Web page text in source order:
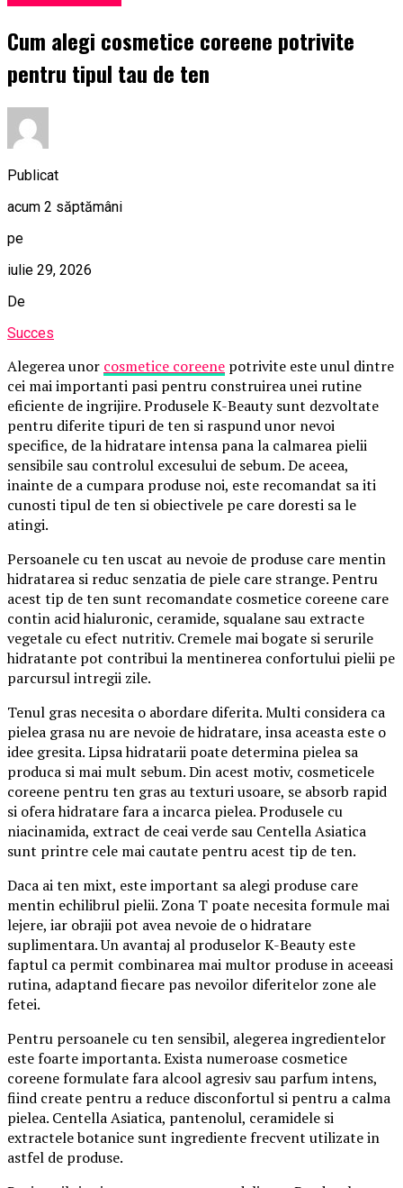
Cum alegi cosmetice coreene potrivite
pentru tipul tau de ten
Publicat
acum 2 săptămâni
pe
iulie 29, 2026
De
Succes
Alegerea unor cosmetice coreene potrivite este unul dintre
cei mai importanti pasi pentru construirea unei rutine
eficiente de ingrijire. Produsele K-Beauty sunt dezvoltate
pentru diferite tipuri de ten si raspund unor nevoi
specifice, de la hidratare intensa pana la calmarea pielii
sensibile sau controlul excesului de sebum. De aceea,
inainte de a cumpara produse noi, este recomandat sa iti
cunosti tipul de ten si obiectivele pe care doresti sa le
atingi.
Persoanele cu ten uscat au nevoie de produse care mentin
hidratarea si reduc senzatia de piele care strange. Pentru
acest tip de ten sunt recomandate cosmetice coreene care
contin acid hialuronic, ceramide, squalane sau extracte
vegetale cu efect nutritiv. Cremele mai bogate si serurile
hidratante pot contribui la mentinerea confortului pielii pe
parcursul intregii zile.
Tenul gras necesita o abordare diferita. Multi considera ca
pielea grasa nu are nevoie de hidratare, insa aceasta este o
idee gresita. Lipsa hidratarii poate determina pielea sa
produca si mai mult sebum. Din acest motiv, cosmeticele
coreene pentru ten gras au texturi usoare, se absorb rapid
si ofera hidratare fara a incarca pielea. Produsele cu
niacinamida, extract de ceai verde sau Centella Asiatica
sunt printre cele mai cautate pentru acest tip de ten.
Daca ai ten mixt, este important sa alegi produse care
mentin echilibrul pielii. Zona T poate necesita formule mai
lejere, iar obrajii pot avea nevoie de o hidratare
suplimentara. Un avantaj al produselor K-Beauty este
faptul ca permit combinarea mai multor produse in aceeasi
rutina, adaptand fiecare pas nevoilor diferitelor zone ale
fetei.
Pentru persoanele cu ten sensibil, alegerea ingredientelor
este foarte importanta. Exista numeroase cosmetice
coreene formulate fara alcool agresiv sau parfum intens,
fiind create pentru a reduce disconfortul si pentru a calma
pielea. Centella Asiatica, pantenolul, ceramidele si
extractele botanice sunt ingrediente frecvent utilizate in
astfel de produse.